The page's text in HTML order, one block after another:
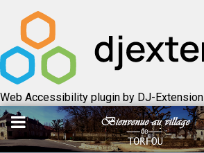
Web Accessibility plugin by DJ-